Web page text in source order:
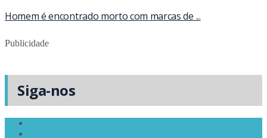
Homem é encontrado morto com marcas de ...
Publicidade
Siga-nos